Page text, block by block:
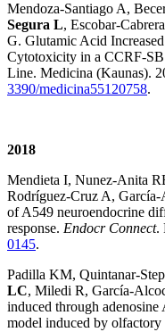
Mendoza-Santiago A,
Segura L, Escobar-
G. Glutamic Acid
Cytotoxicity in a CCRF-
Line. Medicina (Kaunas).
3390/medicina55120758.
2018
Mendieta I, Nunez-Anita
Rodríguez-Cruz A, García-
of A549 neuroendocrine
response. Endocr Connect.
0145.
Padilla KM, Quintanar-
LC, Miledi R, García-
induced through adenosine
model induced by olfactory